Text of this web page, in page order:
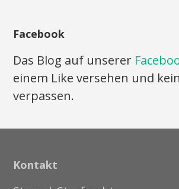
Facebook
Das Blog auf unserer
einem Like versehen und
verpassen.
Kontakt